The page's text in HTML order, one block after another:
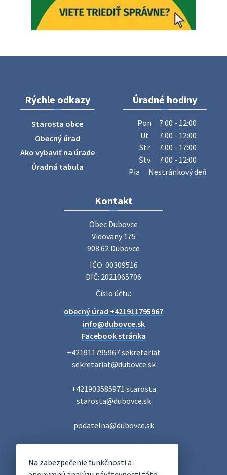
Na zabezpečenie funkčnosti a
5. augusta 2026 05:00
ZBER ŽELEZA
Obecný úrad oznamuje občanom, že v stredu 29. júla 2026
sa v našej obci uskutoční zber železa. Pracovníci Obecného
úradu budú od 8.00 hod. prechádzať obcou a zbierať
železný odpad …
27. júla 2026 06:31
Zájazd do Veľkého Medera
Základná organizácia Únie žien Slovenska Dubovce
srdečne pozýva svoje členky, ich rodinných príslušníkov aj
priateľov na jednodňový zájazd na termálne kúpalisko
Poradne komplexnej pomoci
diskrétne komplexné odborné poradenstvo. Tím
odborníkov Vám pomôžte nájsť riešenie v piatich kľúčových
oblastiach: právo rodina a v…
Voľby do orgánov samosprávnych krajov 2026 V obci
miestnosti je na adrese: Vidovany 175, 908 62 Dubovce –
22. júla 2026 07:23
OFICIÁLNE STRÁNKY
Rýchle odkazy
Starosta obce
Obecný úrad
Ako vybaviť na úrade
Úradná tabuľa
Úradné hodiny
Pon
7:00 - 12:00
Ut
7:00 - 12:00
Str
7:00 - 17:00
Štv
7:00 - 12:00
Pia
Nestránkový deň
Kontakt
Obec Dubovce
Vidovany 175
908 62 Dubovce
IČO: 00309516
DIČ: 2021065706
Číslo účtu:
obecný úrad +421911795967
info@dubovce.sk
Facebook stránka
+421911795967 sekretariat
sekretariat@dubovce.sk
+421903585971 starosta
starosta@dubovce.sk
podatelna@dubovce.sk